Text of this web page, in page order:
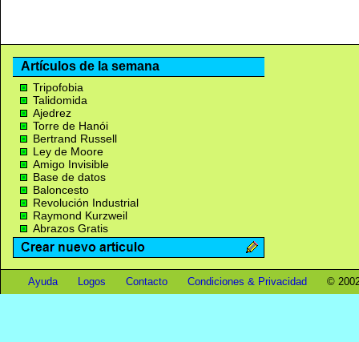
Artículos de la semana
Tripofobia
Talidomida
Ajedrez
Torre de Hanói
Bertrand Russell
Ley de Moore
Amigo Invisible
Base de datos
Baloncesto
Revolución Industrial
Raymond Kurzweil
Abrazos Gratis
Ayuda Logos Contacto Condiciones & Privacidad ©